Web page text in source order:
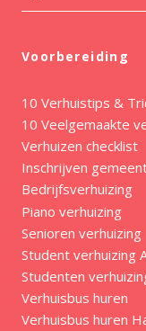
Voorbereiding
10 Verhuistips &
10 Veelgemaakte
Verhuizen checklist
Inschrijven
Bedrijfsverhuizing
Piano verhuizing
Senioren verhuizing
Student verhuizing
Studenten
Verhuisbus huren
Verhuisbus huren